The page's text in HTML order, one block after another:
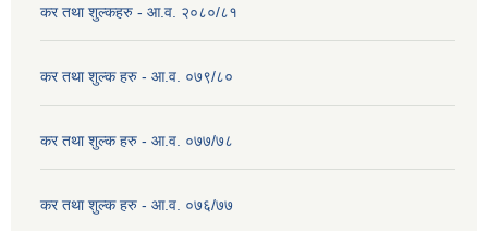
कर तथा शुल्कहरु - आ.व. २०८०/८१
कर तथा शुल्क हरु - आ.व. ०७९/८०
कर तथा शुल्क हरु - आ.व. ०७७/७८
कर तथा शुल्क हरु - आ.व. ०७६/७७